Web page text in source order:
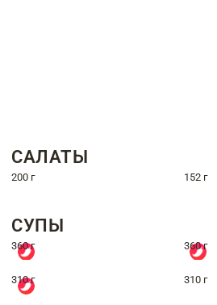
САЛАТЫ
200 г 152 г
СУПЫ
360 г 360 г
310 г 310 г